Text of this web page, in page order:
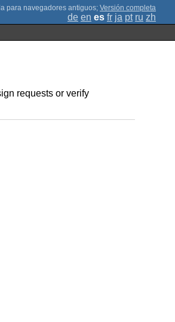
; Versión completa
de en es fr ja pt ru zh
requests or verify